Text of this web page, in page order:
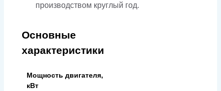
производством круглый год.
Основные
характеристики
Мощность двигателя,
кВт